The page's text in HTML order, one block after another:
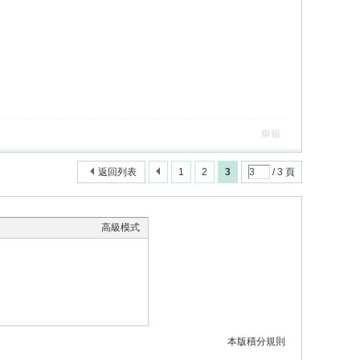
舉報
1 2 3 / 3 頁
返回列表
高級模式
本版積分規則